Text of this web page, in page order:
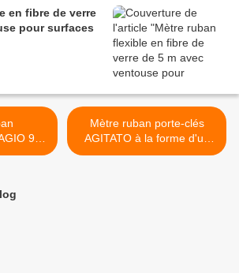
en fibre de verre
pour surfaces
9M
-
Mètre ruban porte-clés
AGITATO à la forme d'un
camion d'une longueur de 1